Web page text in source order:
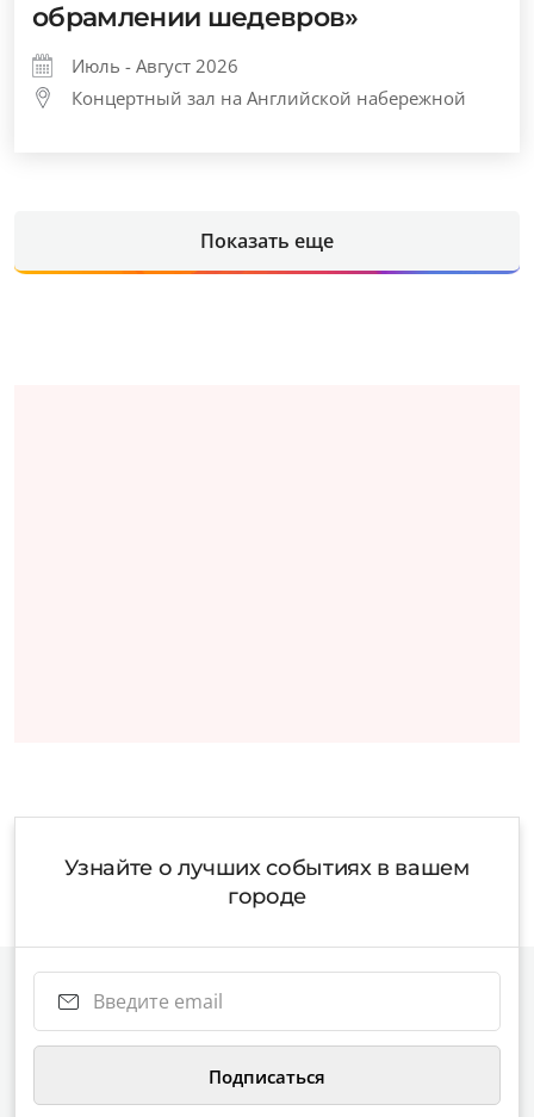
обрамлении шедевров»
Июль - Август 2026
Концертный зал на Английской набережной
Показать еще
Узнайте о лучших событиях в вашем
городе